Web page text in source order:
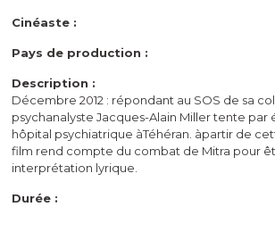
Cinéaste :
Pays de production :
Description :
Décembre 2012 : répondant au SOS de sa
psychanalyste Jacques-Alain Miller tente par
hôpital psychiatrique àTéhéran. àpartir de
film rend compte du combat de Mitra pour
interprétation lyrique.
Durée :